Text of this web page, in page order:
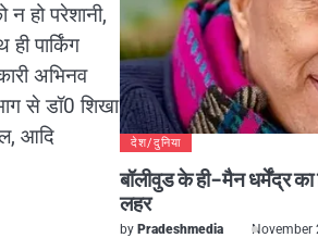
न हो परेशानी,
पार्किंग
अभिनव
से डॉ0 शिखा
आदि
देश/दुनिया
बॉलीवुड के ही-मैन धर्मेंद्र
लहर
by Pradeshmedia November